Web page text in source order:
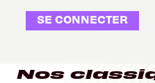
SE CONNECTER
Nos